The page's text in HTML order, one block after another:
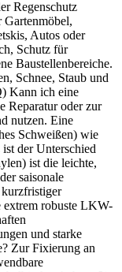
Regenschutz
Autos oder
Schutz für
Baustellenbereiche.
Schnee, Staub und
Kann ich eine
Reparatur oder zur
nutzen. Eine
Schweißen) wie
der Unterschied
ist die leichte,
saisonale
robuste LKW-
und starke
Zur Fixierung an